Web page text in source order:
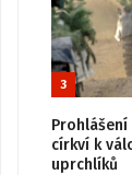
3
Prohlášení
církví k
uprchlíků